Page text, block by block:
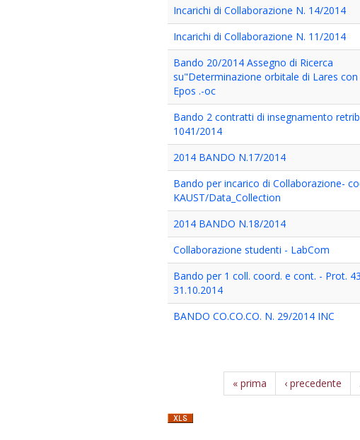
Incarichi di Collaborazione N. 14/2014
Incarichi di Collaborazione N. 11/2014
Bando 20/2014 Assegno di Ricerca
su"Determinazione orbitale di Lares con
Epos .-oc
Bando 2 contratti di insegnamento
1041/2014
2014 BANDO N.17/2014
Bando per incarico di Collaborazione-
KAUST/Data_Collection
2014 BANDO N.18/2014
Collaborazione studenti - LabCom
Bando per 1 coll. coord. e cont. - Prot.
31.10.2014
BANDO CO.CO.CO. N. 29/2014 INC
« prima ‹ precedente